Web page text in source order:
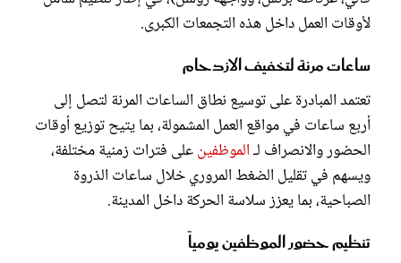
لأوقات العمل داخل هذه التجمعات الكبرى.
ساعات مرنة لتخفيف الازدحام
تعتمد المبادرة على توسيع نطاق الساعات المرنة لتصل إلى
أربع ساعات في مواقع العمل المشمولة، بما يتيح توزيع أوقات
الحضور والانصراف لـالموظفينعلى فترات زمنية مختلفة،
ويسهم في تقليل الضغط المروري خلال ساعات الذروة
الصباحية، بما يعزز سلاسة الحركة داخل المدينة.
تنظيم حضور الموظفين يومياً